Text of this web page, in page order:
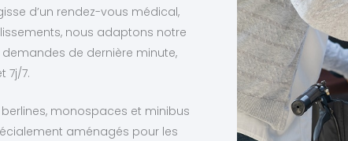
d’un rendez-vous médical,
nous adaptons notre
de dernière minute,
7j/7.
monospaces et minibus
aménagés pour les